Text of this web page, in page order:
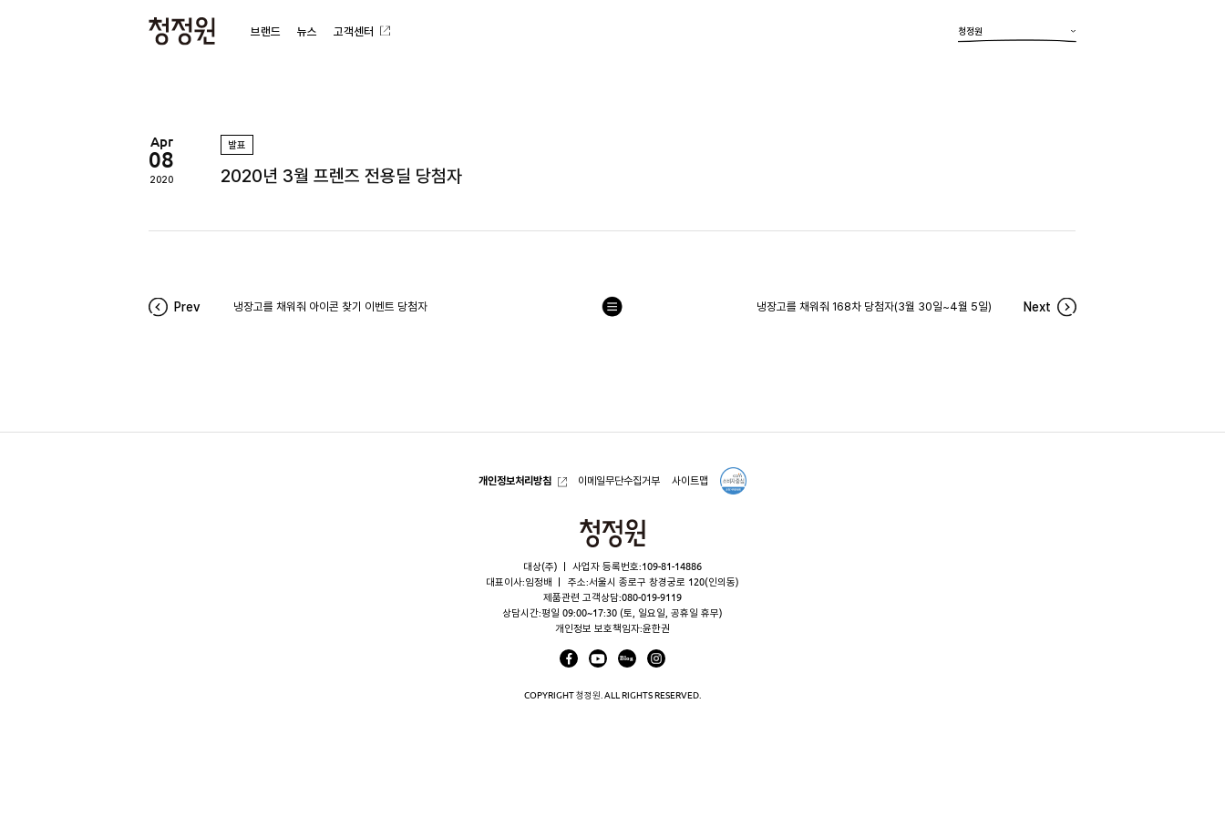
브랜드 뉴스 고객센터 청정원
Apr
08
2020
발표
2020년 3월 프렌즈 전용딜 당첨자
Prev 냉장고를 채워줘 아이콘 찾기 이벤트 당첨자 냉장고를 채워줘 168차 당첨자(3월 30일~4월 5일) Next
목
개인정보처리방침 이메일무단수집거부 사이트맵
청
원
대상(주)
사업자 등록번호:109-81-14886
대표이사:임정배
주소:서울시 종로구 창경궁로 120(인의동)
제품관련 고객상담:080-019-9119
상담시간:평일 09:00~17:30 (토, 일요일, 공휴일 휴무)
개인정보 보호책임자:윤한권
COPYRIGHT 청정원. ALL RIGHTS RESERVED.